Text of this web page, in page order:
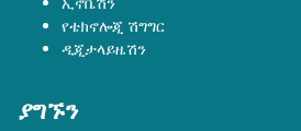
የቴክኖሎጂ ሽግግር
ዲጂታላይዜሽን
ያግኙን